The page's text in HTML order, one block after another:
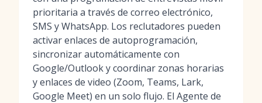
prioritaria a través de correo electrónico,
SMS y WhatsApp. Los reclutadores pueden
activar enlaces de autoprogramación,
sincronizar automáticamente con
Google/Outlook y coordinar zonas horarias
y enlaces de video (Zoom, Teams, Lark,
Google Meet) en un solo flujo. El Agente de